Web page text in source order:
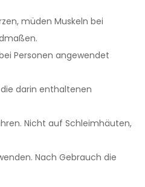
müden Muskeln bei
Personen angewendet
darin enthaltenen
Nicht auf Schleimhäuten,
Nach Gebrauch die